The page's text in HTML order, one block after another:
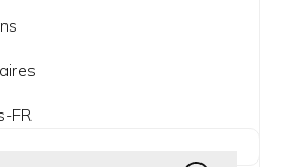
FR